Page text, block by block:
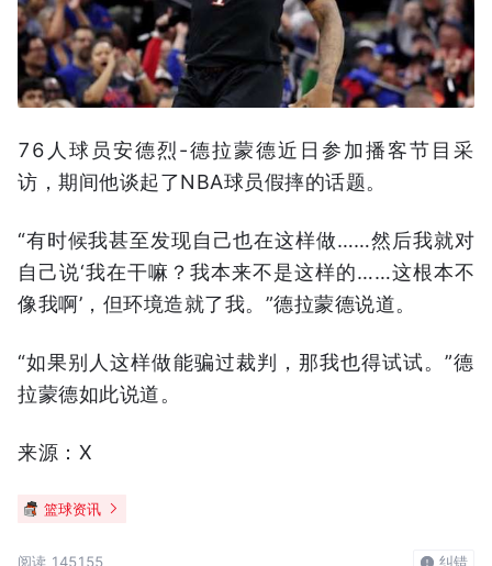
76人球员安德烈-德拉蒙德近日参加播客节目采
访，期间他谈起了NBA球员假摔的话题。
“有时候我甚至发现自己也在这样做……然后我就对
自己说‘我在干嘛？我本来不是这样的……这根本不
像我啊’，但环境造就了我。”德拉蒙德说道。
“如果别人这样做能骗过裁判，那我也得试试。”德
拉蒙德如此说道。
来源：X
篮球资讯
阅读 145155 纠错